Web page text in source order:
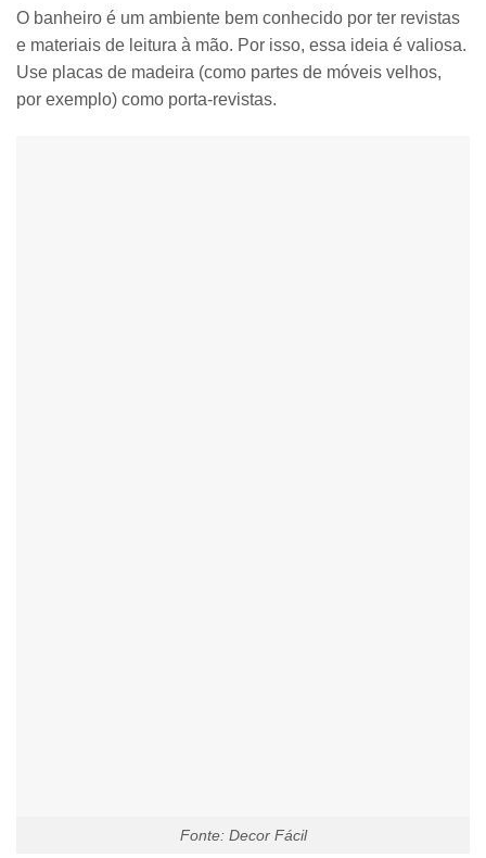
O banheiro é um ambiente bem conhecido por ter revistas
e materiais de leitura à mão. Por isso, essa ideia é valiosa.
Use placas de madeira (como partes de móveis velhos,
por exemplo) como porta-revistas.
Fonte: Decor Fácil